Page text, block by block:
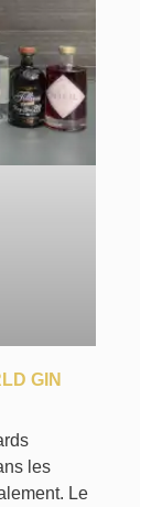
GIN
les
Le